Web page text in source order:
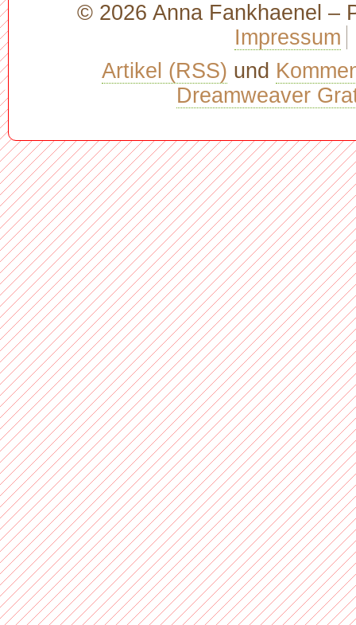
© 2026 Anna Fankhaenel –
Impressum
Artikel (RSS) und
Dreamweaver